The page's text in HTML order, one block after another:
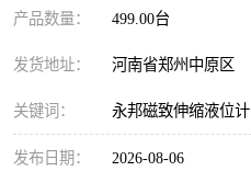
产品数量： 499.00台
发货地址： 河南省郑州中原区
关键词： 永邦磁致伸缩液位计
发布日期： 2026-08-06